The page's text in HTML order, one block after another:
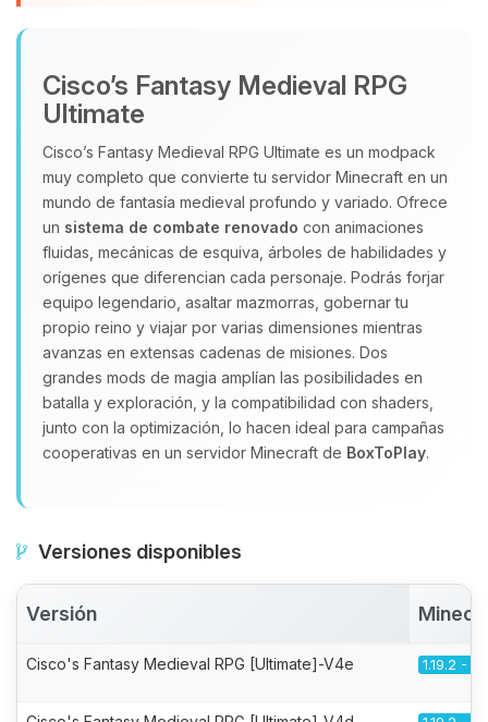
Cisco’s Fantasy Medieval RPG
Ultimate
Cisco’s Fantasy Medieval RPG Ultimate es un modpack
muy completo que convierte tu servidor Minecraft en un
mundo de fantasía medieval profundo y variado. Ofrece
un sistema de combate renovado con animaciones
fluidas, mecánicas de esquiva, árboles de habilidades y
orígenes que diferencian cada personaje. Podrás forjar
equipo legendario, asaltar mazmorras, gobernar tu
propio reino y viajar por varias dimensiones mientras
avanzas en extensas cadenas de misiones. Dos
grandes mods de magia amplían las posibilidades en
batalla y exploración, y la compatibilidad con shaders,
junto con la optimización, lo hacen ideal para campañas
cooperativas en un servidor Minecraft de BoxToPlay.
Versiones disponibles
Versión
Cisco's Fantasy Medieval RPG [Ultimate]-V4e 1.19.2 -
que necesitas y moveré mis
pequenos circuitos para ayudarte.